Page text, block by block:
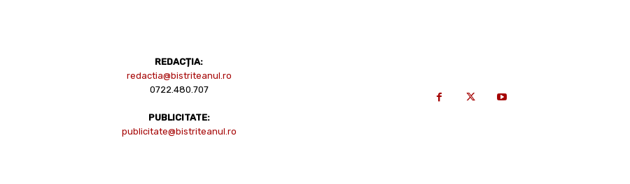
REDACȚIA:
redactia@bistriteanul.ro
0722.480.707
PUBLICITATE:
publicitate@bistriteanul.ro